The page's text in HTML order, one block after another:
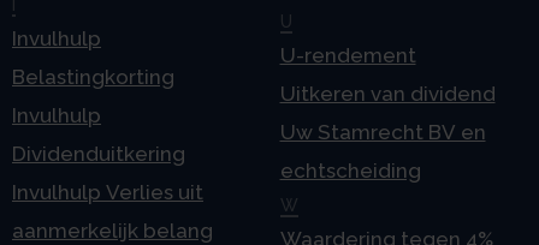
Invulhulp
Belastingkorting
Invulhulp
Dividenduitkering
Invulhulp Verlies uit
aanmerkelijk belang
U
U-rendement
Uitkeren van dividend
Uw Stamrecht BV en
echtscheiding
W
Waardering tegen 4%